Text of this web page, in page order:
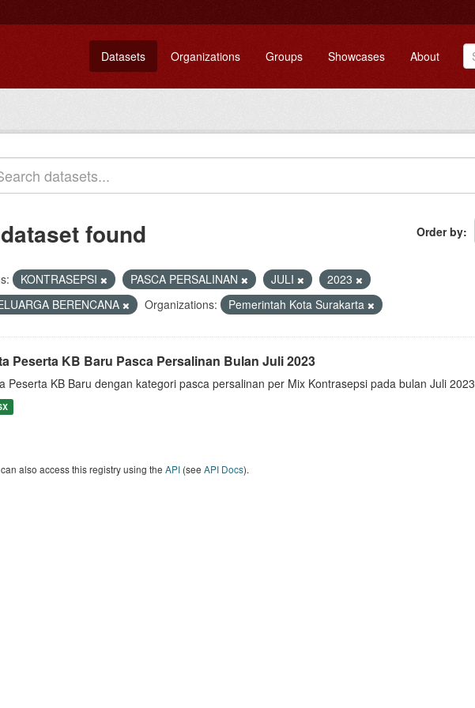
Datasets Organizations Groups Showcases About
Order by
found
KONTRASEPSI PASCA PERSALINAN JULI
2023
BERENCANA
Organizations: Pemerintah Kota Surakarta
Peserta KB Baru Pasca Persalinan Bulan Juli 2023
Peserta KB Baru dengan kategori pasca persalinan per Mix Kontrasepsi pada bulan Juli 2023
also access this registry using the API (see API Docs).